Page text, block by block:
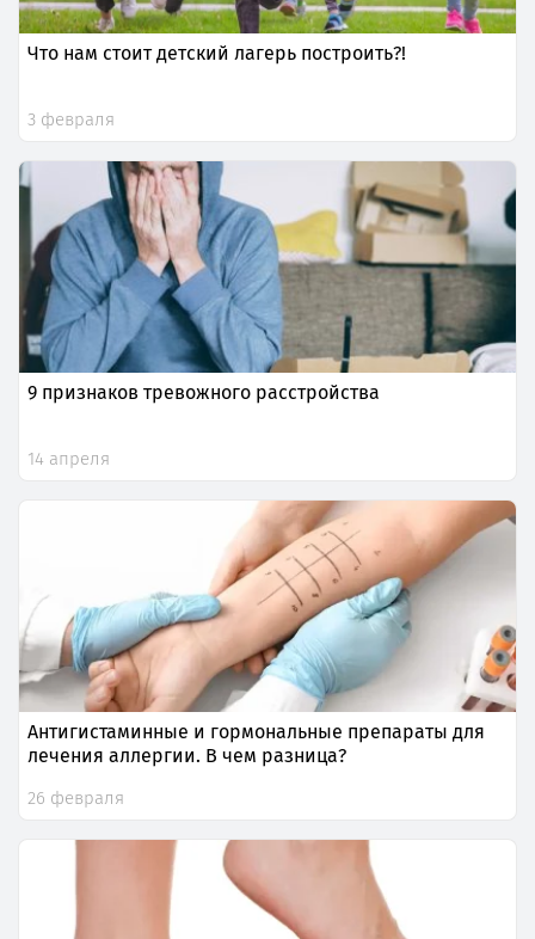
Что нам стоит детский лагерь построить?!
3 февраля
9 признаков тревожного расстройства
14 апреля
Антигистаминные и гормональные препараты для
лечения аллергии. В чем разница?
26 февраля